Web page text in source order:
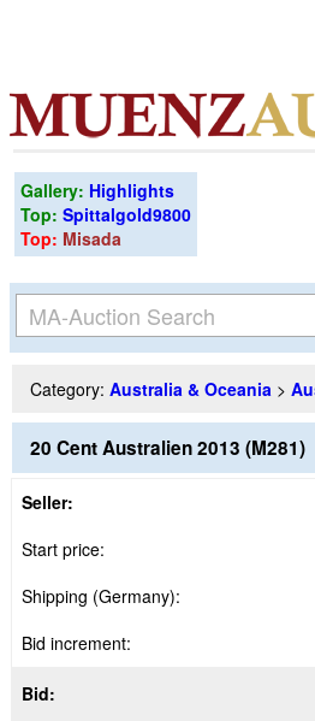
Gallery: Highlights
Top: Spittalgold9800
Top: Misada
Category: Australia & Oceania >
20 Cent Australien 2013 (M281)
Seller:
Start price:
Shipping (Germany):
Bid increment:
Bid: